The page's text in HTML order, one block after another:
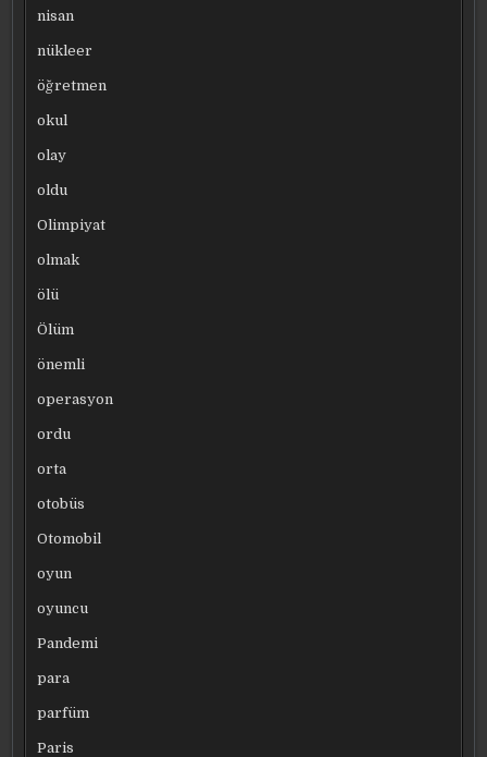
nisan
nükleer
öğretmen
okul
olay
oldu
Olimpiyat
olmak
ölü
Ölüm
önemli
operasyon
ordu
orta
otobüs
Otomobil
oyun
oyuncu
Pandemi
para
parfüm
Paris